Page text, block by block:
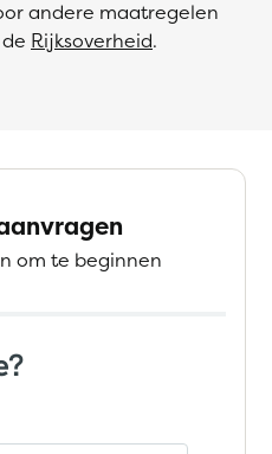
andere maatregelen
Rijksoverheid.
om te beginnen